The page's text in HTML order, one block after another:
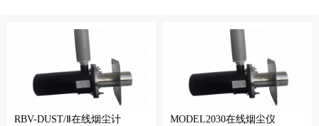
RBV-DUST/Ⅱ在线烟尘计 MODEL2030在线烟尘仪